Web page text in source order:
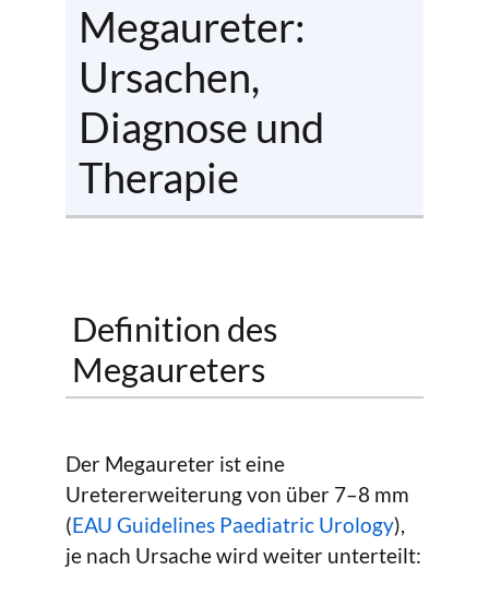
Megaureter:
Ursachen,
Diagnose und
Therapie
Definition des
Megaureters
Der Megaureter ist eine
Uretererweiterung von über 7–8 mm
(EAU Guidelines Paediatric Urology),
je nach Ursache wird weiter unterteilt: